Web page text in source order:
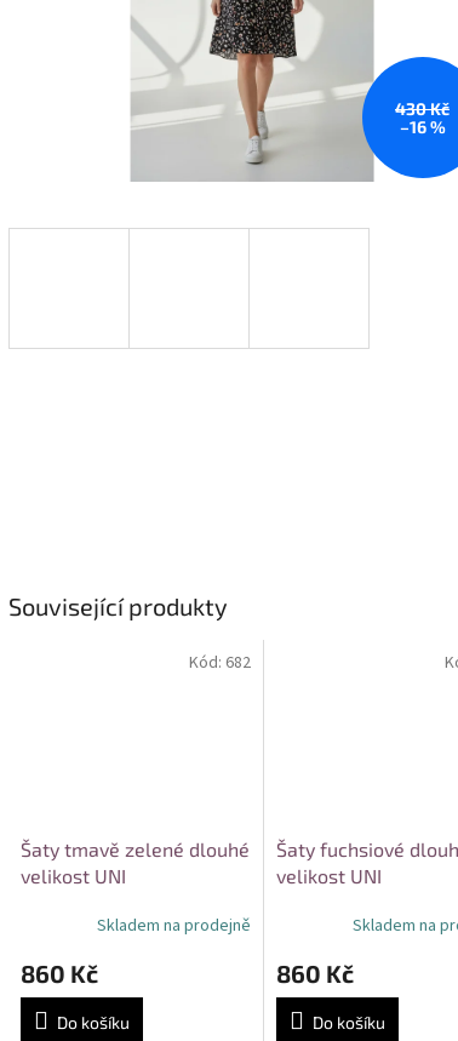
430 Kč
–16 %
Související produkty
Šaty tmavě zelené dlouhé
velikost UNI
Skladem na prodejně
860 Kč
Do košíku
Kód: 682
Šaty fuchsiové
velikost UNI
Skladem na
860 Kč
Do košíku